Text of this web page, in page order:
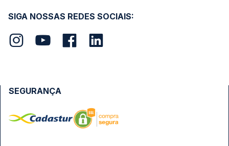
SIGA NOSSAS REDES SOCIAIS:
SEGURANÇA